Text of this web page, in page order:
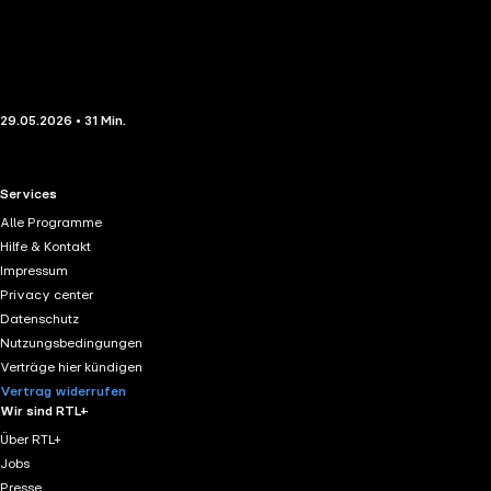
29.05.2026 • 31 Min.
RTL+ useful links.
Services
Alle Programme
Hilfe & Kontakt
Impressum
Privacy center
Datenschutz
Nutzungsbedingungen
Verträge hier kündigen
Vertrag widerrufen
Wir sind RTL+
Über RTL+
Jobs
Presse